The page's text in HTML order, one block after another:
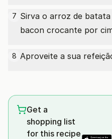
7 Sirva o arroz de
bacon crocante por
8 Aproveite a sua
Get a
shopping list
for this recipe